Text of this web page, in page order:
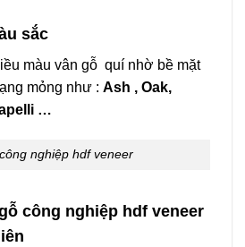
sắc
màu vân gỗ quí nhờ bề mặt
mỏng như : Ash , Oak,
…
nghiệp hdf veneer
công nghiệp hdf veneer